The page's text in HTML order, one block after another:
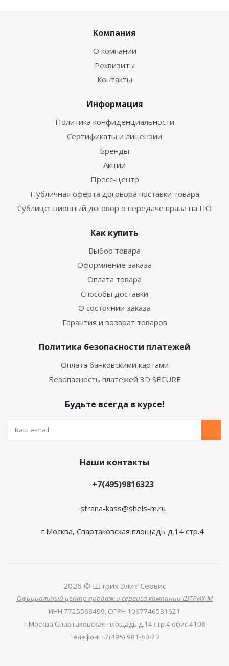
Компания
О компании
Реквизиты
Контакты
Информация
Политика конфиденциальности
Сертификаты и лицензии
Бренды
Акции
Пресс-центр
Публичная оферта договора поставки товара
Сублицензионный договор о передаче права на ПО
Как купить
Выбор товара
Оформление заказа
Оплата товара
Способы доставки
О состоянии заказа
Гарантия и возврат товаров
Политика безопасности платежей
Оплата банковскими картами
Безопасность платежей 3D SECURE
Будьте всегда в курсе!
Наши контакты
+7(495)9816323
strana-kass@shels-m.ru
г.Москва, Спартаковская площадь д.14 стр.4
2026 © Штрих Элит Сервис
Официальный центр продаж и сервиса компании ШТРИХ-М
ИНН 7725568499, ОГРН 1067746531621
г.Москва Спартаковская площадь д.14 стр.4 офис 4108
Телефон: +7(495) 981-63-23